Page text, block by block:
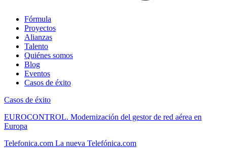
Fórmula
Proyectos
Alianzas
Talento
Quiénes somos
Blog
Eventos
Casos de éxito
Casos de éxito
EUROCONTROL. Modernización del gestor de red aérea en
Europa
Telefonica.com La nueva Telefónica.com